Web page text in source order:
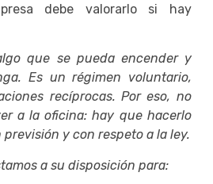
debe valorarlo si hay
que se pueda encender y
Es un régimen voluntario,
recíprocas. Por eso, no
a la oficina: hay que hacerlo
y con respeto a la ley.
a su disposición para: